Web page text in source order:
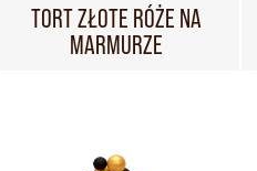
TORT ZŁOTE RÓŻE NA
MARMURZE